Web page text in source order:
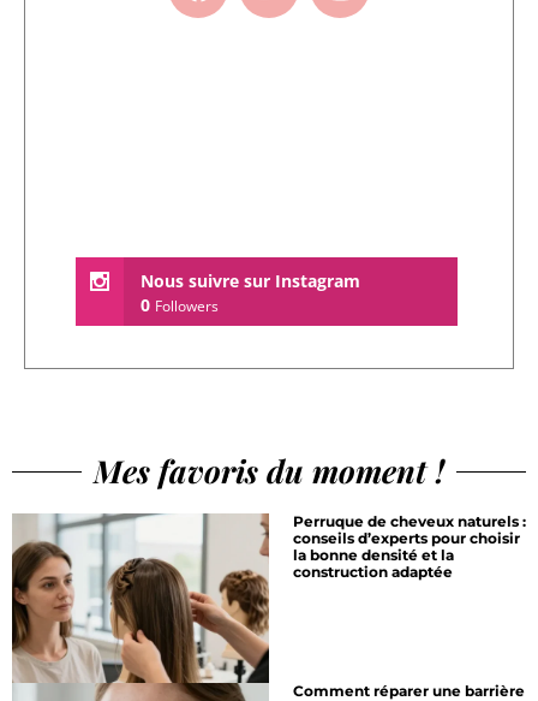
Nous suivre sur Instagram
0 Followers
Mes favoris du moment !
Perruque de cheveux naturels :
conseils d’experts pour choisir
la bonne densité et la
construction adaptée
Comment réparer une barrière